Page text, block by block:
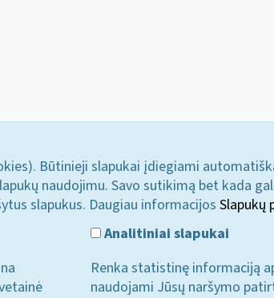
Būtinieji slapukai įdiegiami
naudojimu. Savo sutikimą bet kada
slapukus. Daugiau informacijos Slapukų
Analitiniai slapukai
Renka statistinę informaciją
naudojami Jūsų naršymo